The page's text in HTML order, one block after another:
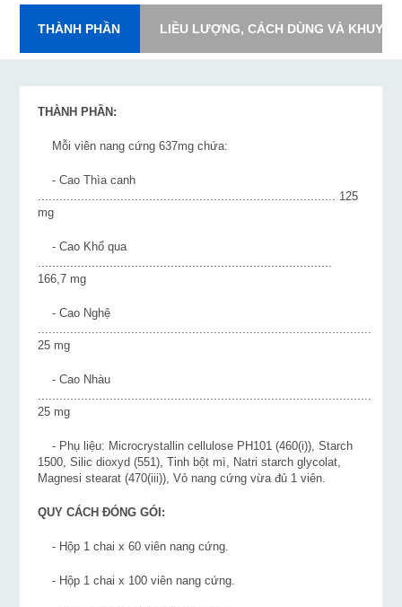
THÀNH PHẦN LIỀU LƯỢNG, CÁCH DÙNG VÀ
THÀNH PHẦN:
Mỗi viên nang cứng 637mg chứa:
- Cao Thìa canh
................................................................................... 125
mg
- Cao Khổ qua
..................................................................................
166,7 mg
- Cao Nghệ
.............................................................................................
25 mg
- Cao Nhàu
.............................................................................................
25 mg
- Phụ liệu: Microcrystallin cellulose PH101 (460(i)), Starch
1500, Silic dioxyd (551), Tinh bột mì, Natri starch glycolat,
Magnesi stearat (470(iii)), Vỏ nang cứng vừa đủ 1 viên.
QUY CÁCH ĐÓNG GÓI:
- Hộp 1 chai x 60 viên nang cứng.
- Hộp 1 chai x 100 viên nang cứng.